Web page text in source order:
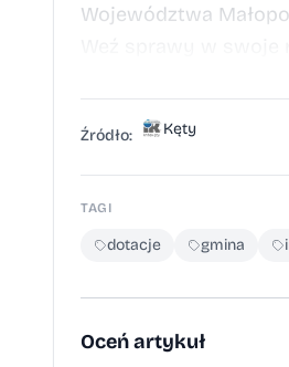
Województwa
Źródło: Kęty
TAGI
dotacje gmina
Oceń artykuł